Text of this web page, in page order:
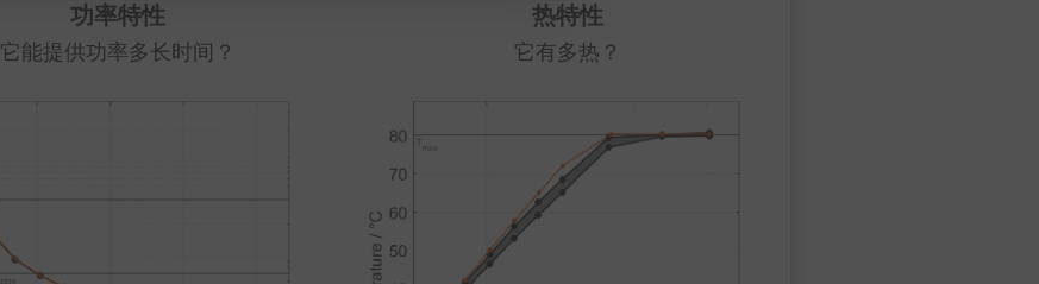
功率特性
它能提供功率多长时间？
热特性
它有多热？